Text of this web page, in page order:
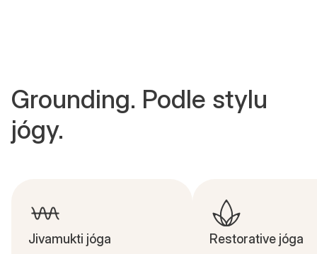
Grounding. Podle stylu
jógy.
Jivamukti jóga Restorative jóga